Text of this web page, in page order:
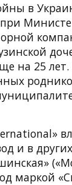
в
на 25
и в
маркой